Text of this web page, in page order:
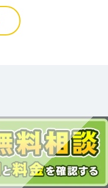
冬のエアコ
ントラブル